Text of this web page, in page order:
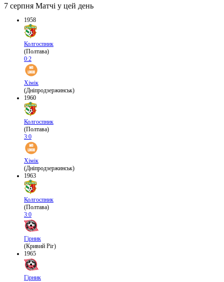
7 серпня Матчі у цей день
1958
Колгоспник
(Полтава)
0:2
Хімік
(Дніпродзержинськ)
1960
Колгоспник
(Полтава)
3:0
Хімік
(Дніпродзержинськ)
1963
Колгоспник
(Полтава)
3:0
Гірник
(Кривий Ріг)
1965
Гірник